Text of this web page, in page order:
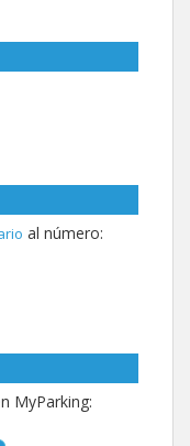
al número:
MyParking: